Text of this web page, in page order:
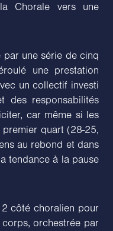
Chorale vers une
par une série de cinq
une prestation
un collectif investi
des responsabilités
car même si les
premier quart (28-25,
au rebond et dans
tendance à la pause
côté choralien pour
orchestrée par